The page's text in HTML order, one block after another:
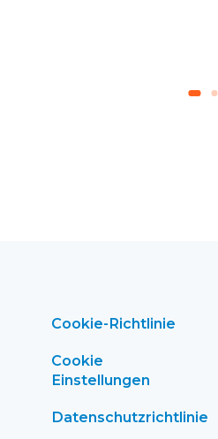
Cookie-Richtlinie
Cookie
Einstellungen
Datenschutzrichtlinie